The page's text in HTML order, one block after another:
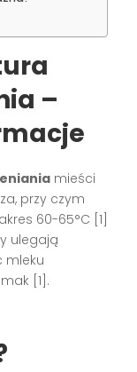
–
mieści
przy czym
60-65°C [1]
ulegają
mleku
[1].